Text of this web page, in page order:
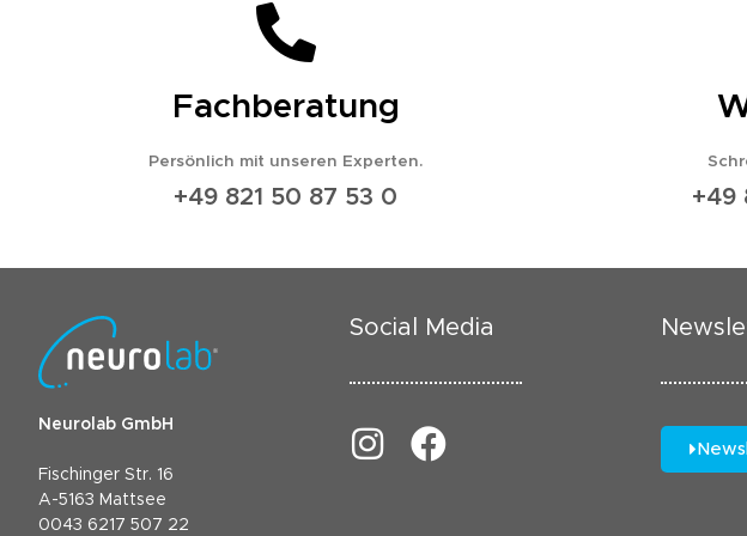
Fachberatung
Persönlich mit unseren Experten.
+49 821 50 87 53 0 +49
Neurolab GmbH
Fischinger Str. 16
A-5163 Mattsee
0043 6217 507 22
Social Media